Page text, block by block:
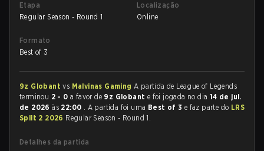
Etapa
Regular Season - Round 1
Localização
Online
Formato
Best of 3
9z Globantvs Malvinas GamingA partida de League of Legends
terminou 2 - 0 a favor de 9z Globant e foi jogada no dia 14 de jul.
de 2026às 22:00 . A partida foi uma Best of 3 e faz parte do LRS
Split 2 2026 Regular Season - Round 1.
Detalhes da partida